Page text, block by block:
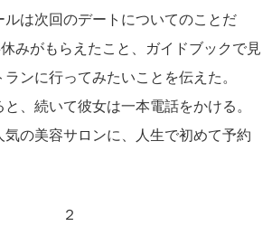
は次回のデートについてのことだ
みがもらえたこと、ガイドブックで見
ンに行ってみたいことを伝えた。
、続いて彼女は一本電話をかける。
の美容サロンに、人生で初めて予約
２